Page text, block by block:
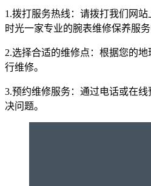
1.拨打服务热线：请拨打我们网
时光一家专业的腕表维修保养服务
2.选择合适的维修点：根据您的
行维修。
3.预约维修服务：通过电话或在
决问题。